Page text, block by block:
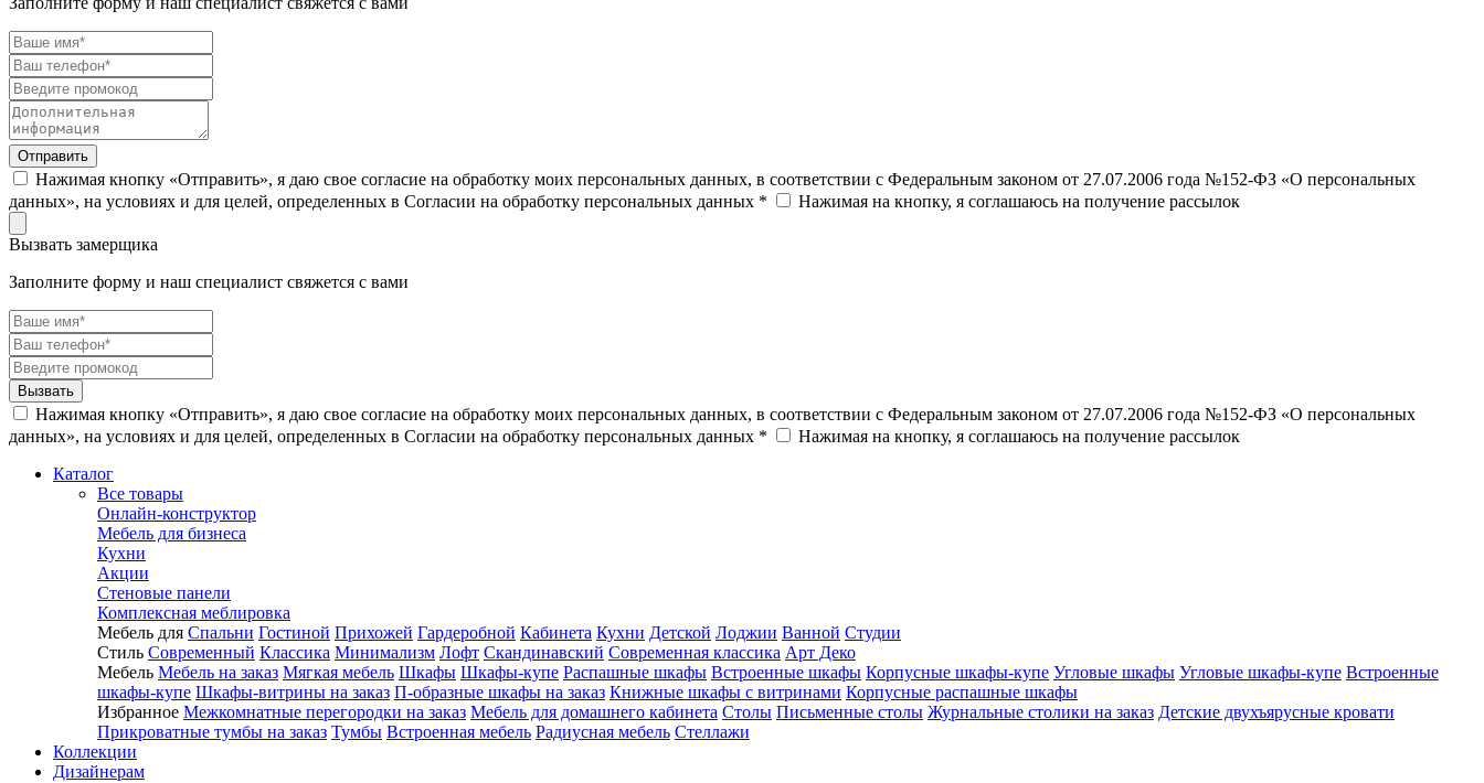
Нажимая кнопку «Отправить», я даю свое согласие на обработку моих персональных данных, в соответствии с Федеральным законом от 27.07.2006 года №152-ФЗ «О персональных
данных», на условиях и для целей, определенных в Согласии на обработку персональных данных *
Нажимая на кнопку, я соглашаюсь на получение рассылок
Вызвать замерщика
Заполните форму и наш специалист свяжется с вами
Нажимая кнопку «Отправить», я даю свое согласие на обработку моих персональных данных, в соответствии с Федеральным законом от 27.07.2006 года №152-ФЗ «О персональных
данных», на условиях и для целей, определенных в Согласии на обработку персональных данных *
Нажимая на кнопку, я соглашаюсь на получение рассылок
Каталог
Все товары
Онлайн-конструктор
Мебель для бизнеса
Кухни
Акции
Стеновые панели
Комплексная меблировка
Мебель для Спальни Гостиной Прихожей Гардеробной Кабинета Кухни Детской Лоджии Ванной Студии
Стиль Современный Классика Минимализм Лофт Скандинавский Современная классика Арт Деко
Мебель Мебель на заказ Мягкая мебель Шкафы Шкафы-купе Распашные шкафы Встроенные шкафы Корпусные шкафы-купе Угловые шкафы Угловые шкафы-купе Встроенные
шкафы-купе Шкафы-витрины на заказ П-образные шкафы на заказ Книжные шкафы с витринами Корпусные распашные шкафы
Избранное Межкомнатные перегородки на заказ Мебель для домашнего кабинета Столы Письменные столы Журнальные столики на заказ Детские двухъярусные кровати
Прикроватные тумбы на заказ Тумбы Встроенная мебель Радиусная мебель Стеллажи
Коллекции
Дизайнерам